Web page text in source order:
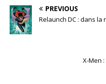
PREVIOUS
Relaunch DC : dans
X-Men